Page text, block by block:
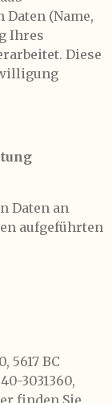
(Name,
Ihres
Diese
Daten an
aufgeführten
5617 BC
3031360,
finden Sie